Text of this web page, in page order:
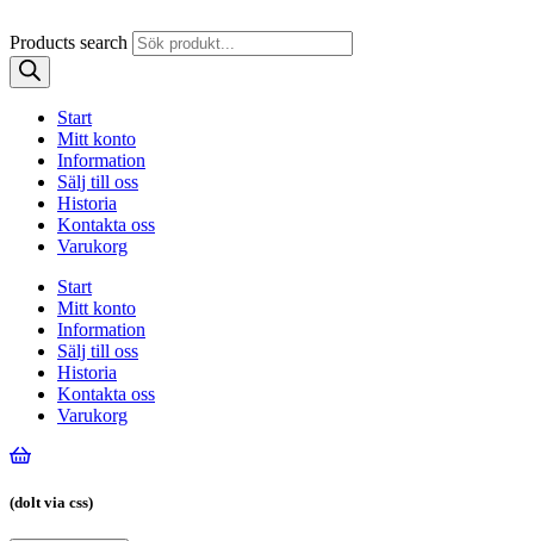
Products search
Start
Mitt konto
Information
Sälj till oss
Historia
Kontakta oss
Varukorg
Start
Mitt konto
Information
Sälj till oss
Historia
Kontakta oss
Varukorg
(dolt via css)